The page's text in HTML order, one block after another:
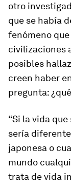
otro
que se había
fenómeno
civilizaciones
posibles
creen haber
pregunta:
“Si la vida
sería
japonesa o
mundo
trata de vida